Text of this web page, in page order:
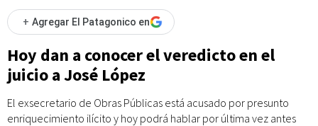
+ Agregar El Patagonico en
Hoy dan a conocer el veredicto en el
juicio a José López
El exsecretario de Obras Públicas está acusado por presunto
enriquecimiento ilícito y hoy podrá hablar por última vez antes